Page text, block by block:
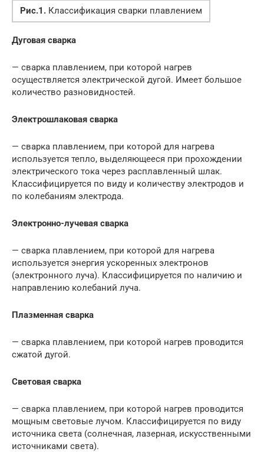
Рис.1. Классификация сварки плавлением
Дуговая сварка
— сварка плавлением, при которой нагрев
осуществляется электрической дугой. Имеет большое
количество разновидностей.
Электрошлаковая сварка
— сварка плавлением, при которой для нагрева
используется тепло, выделяющееся при прохождении
электрического тока через расплавленный шлак.
Классифицируется по виду и количеству электродов и
по колебаниям электрода.
Электронно-лучевая сварка
— сварка плавлением, при которой для нагрева
используется энергия ускоренных электронов
(электронного луча). Классифицируется по наличию и
направлению колебаний луча.
Плазменная сварка
— сварка плавлением, при которой нагрев проводится
сжатой дугой.
Световая сварка
— сварка плавлением, при которой нагрев проводится
мощным световые лучом. Классифицируется по виду
источника света (солнечная, лазерная, искусственными
источниками света).